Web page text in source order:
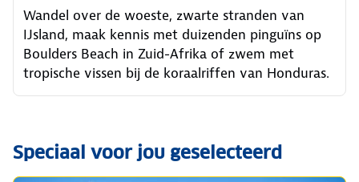
Wandel over de woeste, zwarte stranden van
IJsland, maak kennis met duizenden pinguïns op
Boulders Beach in Zuid-Afrika of zwem met
tropische vissen bij de koraalriffen van Honduras.
Speciaal voor jou geselecteerd